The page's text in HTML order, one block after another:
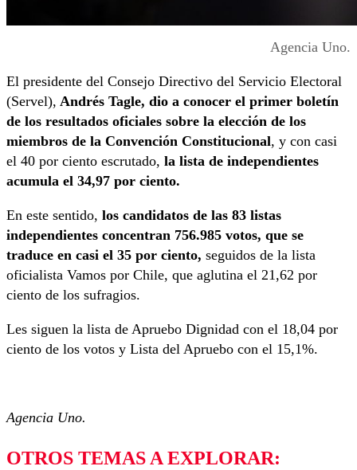
Agencia Uno.
El presidente del Consejo Directivo del Servicio Electoral
(Servel), Andrés Tagle, dio a conocer el primer boletín
de los resultados oficiales sobre la elección de los
miembros de la Convención Constitucional, y con casi
el 40 por ciento escrutado, la lista de independientes
acumula el 34,97 por ciento.
En este sentido, los candidatos de las 83 listas
independientes concentran 756.985 votos, que se
traduce en casi el 35 por ciento, seguidos de la lista
oficialista Vamos por Chile, que aglutina el 21,62 por
ciento de los sufragios.
Les siguen la lista de Apruebo Dignidad con el 18,04 por
ciento de los votos y Lista del Apruebo con el 15,1%.
Agencia Uno.
OTROS TEMAS A EXPLORAR: